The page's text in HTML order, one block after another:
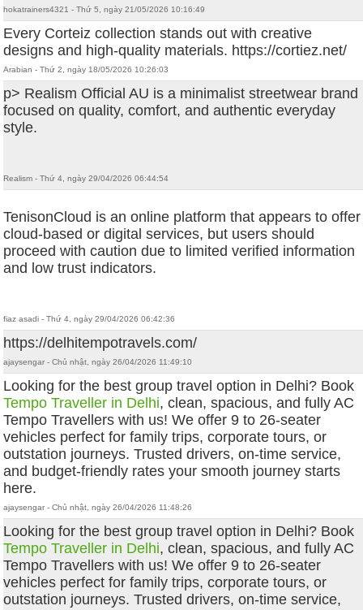
hokatrainers4321 - Thứ 5, ngày 21/05/2026 10:16:49
Every Corteiz collection stands out with creative
designs and high-quality materials. https://cortiez.net/
Arabian - Thứ 2, ngày 18/05/2026 10:26:03
p> Realism Official AU is a minimalist streetwear brand
focused on quality, comfort, and authentic everyday
style.
Realism - Thứ 4, ngày 29/04/2026 06:44:54
TenisonCloud is an online platform that appears to offer
cloud-based or digital services, but users should
proceed with caution due to limited verified information
and low trust indicators.
fiaz asadi - Thứ 4, ngày 29/04/2026 06:42:36
https://delhitempotravels.com/
ajaysengar - Chủ nhật, ngày 26/04/2026 11:49:10
Looking for the best group travel option in Delhi? Book
Tempo Traveller in Delhi, clean, spacious, and fully AC
Tempo Travellers with us! We offer 9 to 26-seater
vehicles perfect for family trips, corporate tours, or
outstation journeys. Trusted drivers, on-time service,
and budget-friendly rates your smooth journey starts
here.
ajaysengar - Chủ nhật, ngày 26/04/2026 11:48:26
Looking for the best group travel option in Delhi? Book
Tempo Traveller in Delhi, clean, spacious, and fully AC
Tempo Travellers with us! We offer 9 to 26-seater
vehicles perfect for family trips, corporate tours, or
outstation journeys. Trusted drivers, on-time service,